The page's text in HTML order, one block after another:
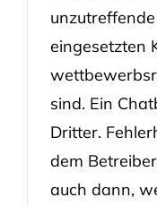
eingesetzten
sind. Ein
Dritter.
dem
auch dann,